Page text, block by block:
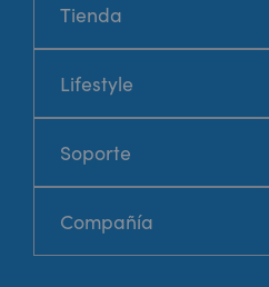
Tienda
Lifestyle
Soporte
Compañía